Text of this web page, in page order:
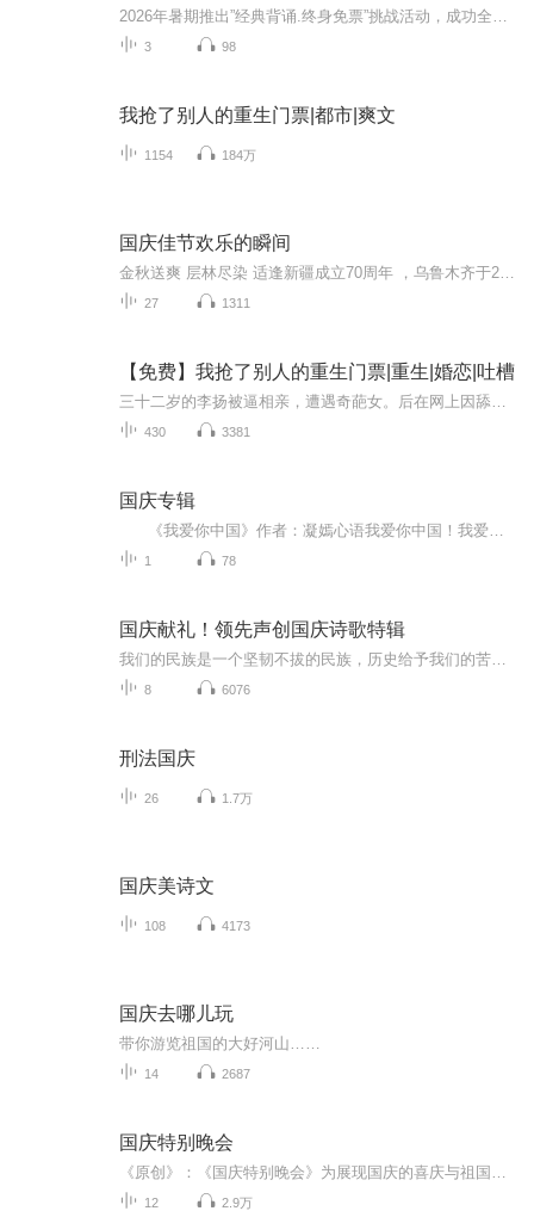
3 98
我抢了别人的重生门票|都市|爽文
1154 184万
国庆佳节欢乐的瞬间
27 1311
【免费】我抢了别人的重生门票|重生|婚恋|吐槽
430 3381
国庆专辑
1 78
国庆献礼！领先声创国庆诗歌特辑
8 6076
刑法国庆
26 1.7万
国庆美诗文
108 4173
国庆去哪儿玩
带你游览祖国的大好河山……
14 2687
国庆特别晚会
12 2.9万